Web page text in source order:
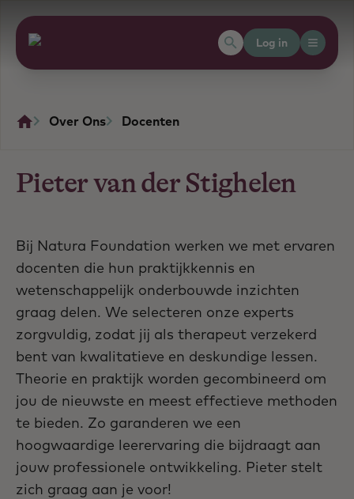
Log in
Over Ons Docenten
Pieter van der Stighelen
Bij Natura Foundation werken we met ervaren
docenten die hun praktijkkennis en
wetenschappelijk onderbouwde inzichten
graag delen. We selecteren onze experts
zorgvuldig, zodat jij als therapeut verzekerd
bent van kwalitatieve en deskundige lessen.
Theorie en praktijk worden gecombineerd om
jou de nieuwste en meest effectieve methoden
te bieden. Zo garanderen we een
hoogwaardige leerervaring die bijdraagt aan
jouw professionele ontwikkeling. Pieter stelt
zich graag aan je voor!